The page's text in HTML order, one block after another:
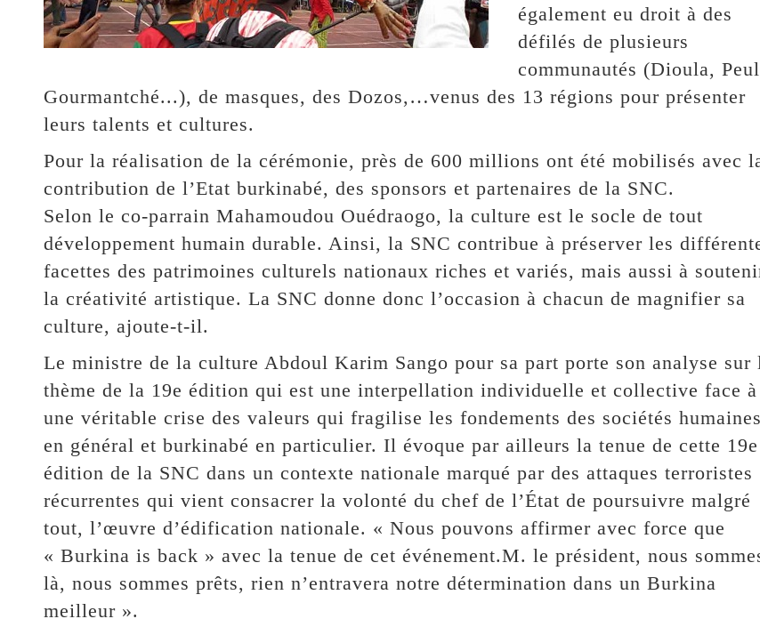
également eu droit à des
défilés de plusieurs
communautés (Dioula,
Gourmantché...), de masques, des Dozos,…venus des 13 régions pour présenter
leurs talents et cultures.
Pour la réalisation de la cérémonie, près de 600 millions ont été mobilisés avec
contribution de l’Etat burkinabé, des sponsors et partenaires de la SNC.
Selon le co-parrain Mahamoudou Ouédraogo, la culture est le socle de tout
développement humain durable. Ainsi, la SNC contribue à préserver les
facettes des patrimoines culturels nationaux riches et variés, mais aussi à
la créativité artistique. La SNC donne donc l’occasion à chacun de magnifier sa
culture, ajoute-t-il.
Le ministre de la culture Abdoul Karim Sango pour sa part porte son analyse sur
thème de la 19e édition qui est une interpellation individuelle et collective face à
une véritable crise des valeurs qui fragilise les fondements des sociétés humaines
en général et burkinabé en particulier. Il évoque par ailleurs la tenue de cette 19e
édition de la SNC dans un contexte nationale marqué par des attaques terroristes
récurrentes qui vient consacrer la volonté du chef de l’État de poursuivre malgré
tout, l’œuvre d’édification nationale. « Nous pouvons affirmer avec force que
« Burkina is back » avec la tenue de cet événement.M. le président, nous
là, nous sommes prêts, rien n’entravera notre détermination dans un Burkina
meilleur ».